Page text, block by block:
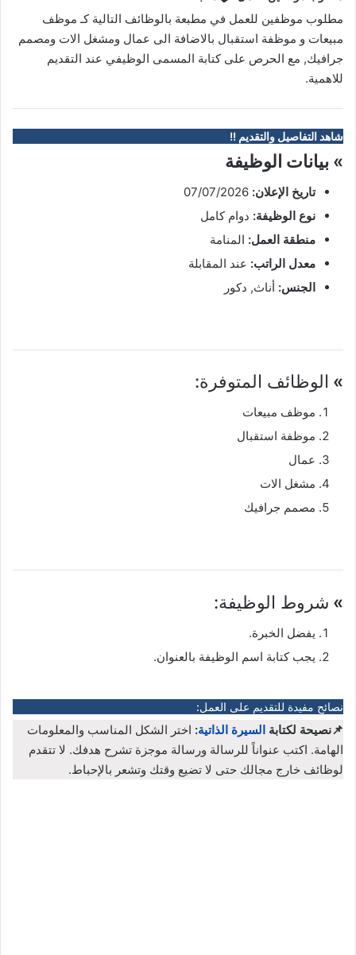
مطلوب موظفين للعمل في مطبعة بالوظائف التالية كـ موظف
مبيعات و موظفة استقبال بالاضافة الى عمال ومشغل الات ومصمم
جرافيك, مع الحرص على كتابة المسمى الوظيفي عند التقديم
للاهمية.
شاهد التفاصيل والتقديم !!
» بيانات الوظيفة
تاريخ الإعلان:
نوع الوظيفة: دوام كامل
منطقة العمل: المنامة
معدل الراتب: عند المقابلة
الجنس: أناث, دكور
» الوظائف المتوفرة:
موظف مبيعات
موظفة استقبال
عمال
مشغل الات
مصمم جرافيك
» شروط الوظيفة:
يفضل الخبرة.
يجب كتابة اسم الوظيفة بالعنوان.
نصائح مفيدة للتقديم على العمل:
📌نصيحة لكتابة السيرة الذاتية: اختر الشكل المناسب والمعلومات
الهامة. اكتب عنواناً للرسالة ورسالة موجزة تشرح هدفك. لا تتقدم
لوظائف خارج مجالك حتى لا تضيع وقتك وتشعر بالإحباط.